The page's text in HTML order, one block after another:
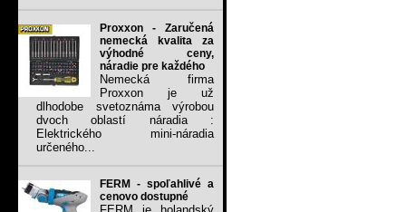
Proxxon - Zaručená
nemecká kvalita za
výhodné ceny,
náradie pre každého
Nemecká firma
Proxxon je už
dlhodobe svetoznáma výrobou
dvoch oblastí náradia :
Elektrického mini-náradia
určeného...
FERM - spoľahlivé a
cenovo dostupné